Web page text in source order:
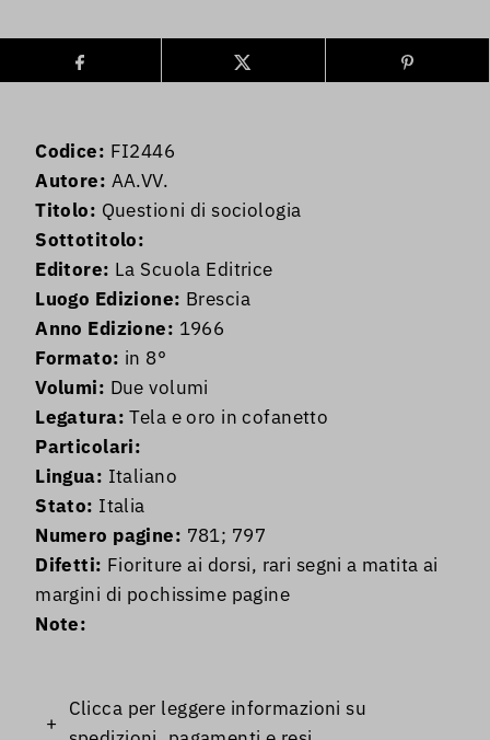
Codice: FI2446
Autore: AA.VV.
Titolo: Questioni di sociologia
Sottotitolo:
Editore: La Scuola Editrice
Luogo Edizione: Brescia
Anno Edizione: 1966
Formato: in 8°
Volumi: Due volumi
Legatura: Tela e oro in cofanetto
Particolari:
Lingua: Italiano
Stato: Italia
Numero pagine: 781; 797
Difetti: Fioriture ai dorsi, rari segni a matita ai
margini di pochissime pagine
Note:
+
Clicca per leggere informazioni su